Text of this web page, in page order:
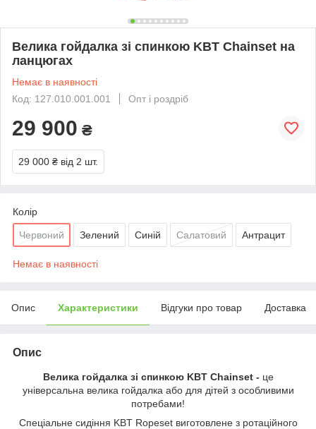
Велика гойдалка зі спинкою KBT Chainset на
ланцюгах
Немає в наявності
Код: 127.010.001.001
Опт і роздріб
29 900 ₴
29 000 ₴ від 2 шт.
Колір
Червоний Зелений Синій Салатовий Антрацит
Немає в наявності
Опис Характеристики Відгуки про товар Доставка
Опис
Велика гойдалка зі спинкою KBT Chainset - це
універсальна велика гойдалка або для дітей з особливими
потребами!
Спеціальне сидіння KBT Ropeset виготовлене з ротаційного